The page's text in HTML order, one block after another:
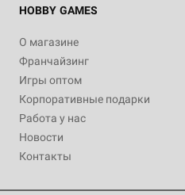
HOBBY GAMES
О магазине
Франчайзинг
Игры оптом
Корпоративные подарки
Работа у нас
Новости
Контакты